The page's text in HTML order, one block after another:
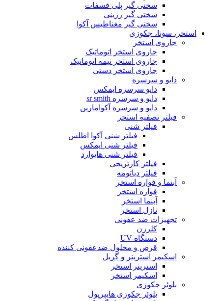
سختی گیر پلی فسفات
سختی گیر رزینی
سختی گیر مغناطیس آکوا
استخر، سونا، جکوزی
جاروی استخر
جاروی استخر اتوماتیک
جاروی استخر نیمه اتوماتیک
جاروی استخر دستی
دایو و سرسره
دایو سرسره ایمکس
دایو و سرسره sr smith
دایو و سرسره آکوامارین
فیلتر تصفیه استخر
فیلتر شنی
فیلتر شنی آکوا اطلس
فیلتر شنی ایمکس
فیلتر شنی هایوارد
فیلتر کارتریجی
فیلتر دیاتومه
آبنما و فواره استخر
فواره استخر
آبنما استخر
نازل استخر
تجهیزات ضد عفونی
کلرزن
دستگاه UV
قرص و محلول ضدعفونی کننده
اسکیمر استرینر و گریل
استرینر استخر
اسکیمر استخر
بلوئر جکوزی
بلوئر جکوزی هایپرپول